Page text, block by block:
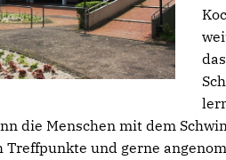
die Menschen mit dem
Treffpunkte und gerne